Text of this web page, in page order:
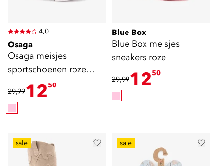
4,0
Osaga
Osaga meisjes
sportschoenen roze
blauw
29,991250
Blue Box
Blue Box meisjes
sneakers roze
29,991250
sale sale